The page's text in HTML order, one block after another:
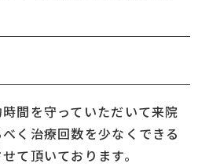
間を守っていただいて来院
く治療回数を少なくできる
て頂いております。